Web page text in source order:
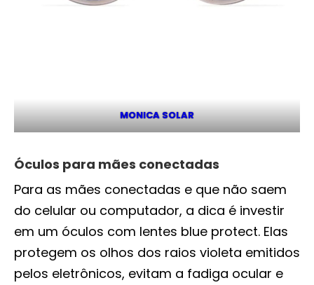
MONICA SOLAR
Óculos para mães conectadas
Para as mães conectadas e que não saem
do celular ou computador, a dica é investir
em um óculos com lentes blue protect. Elas
protegem os olhos dos raios violeta emitidos
pelos eletrônicos, evitam a fadiga ocular e